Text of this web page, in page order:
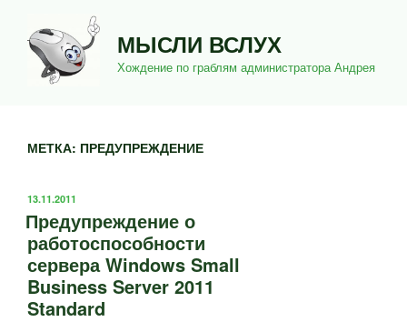
содержимому
МЫСЛИ ВСЛУХ
Хождение по граблям администратора Андрея
МЕТКА: ПРЕДУПРЕЖДЕНИЕ
ОПУБЛИКОВАНО
13.11.2011
Предупреждение о
работоспособности
сервера Windows Small
Business Server 2011
Standard